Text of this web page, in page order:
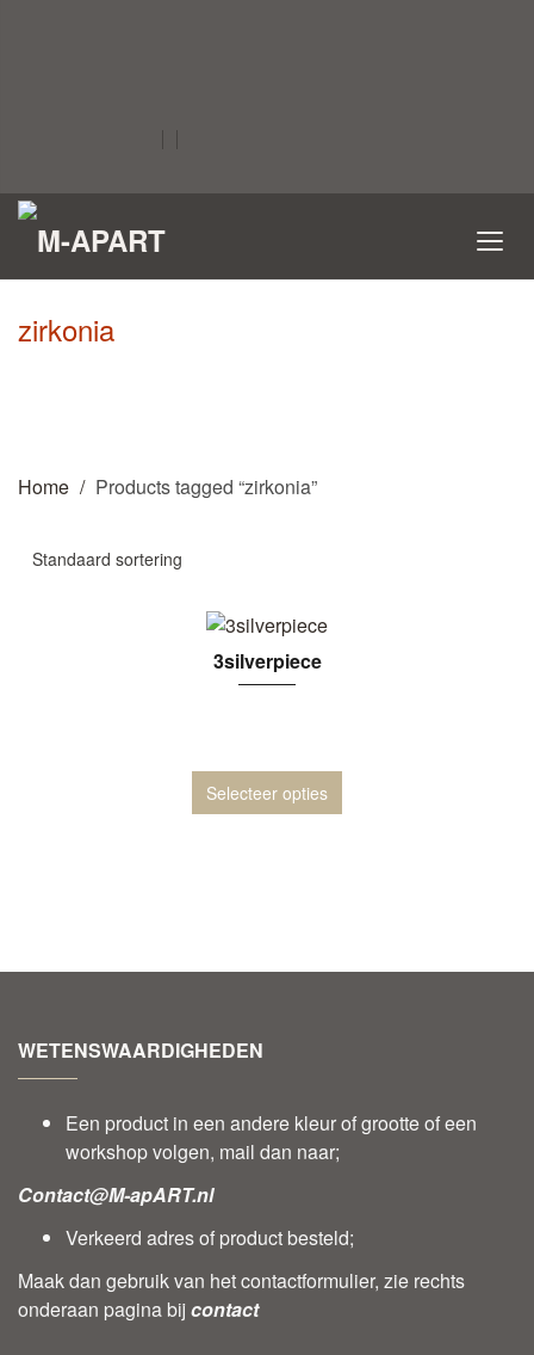
zirkonia
Home Products tagged “zirkonia”
3silverpiece
Selecteer opties
WETENSWAARDIGHEDEN
Een product in een andere kleur of grootte of een
workshop volgen, mail dan naar;
Contact@M-apART.nl
Verkeerd adres of product besteld;
Maak dan gebruik van het contactformulier, zie rechts
onderaan pagina bij contact